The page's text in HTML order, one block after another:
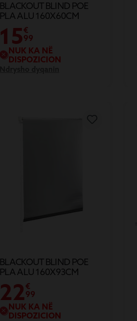
BLACKOUT BLIND POE
PLA ALU 160X60CM
15€
99
NUK KA NË
DISPOZICION
BLACKOUT BLIND POE
PLA ALU 160X93CM
22€
99
NUK KA NË
DISPOZICION